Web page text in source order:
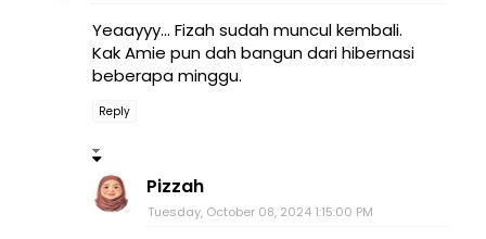
Yeaayyy... Fizah sudah muncul kembali.
Kak Amie pun dah bangun dari hibernasi
beberapa minggu.
Reply
Pizzah
Tuesday, October 08, 2024 1:15:00 PM